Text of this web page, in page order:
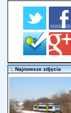
:. Najnowsze zdjęcia